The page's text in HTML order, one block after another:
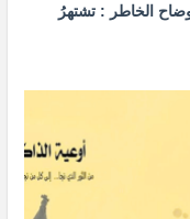
الخاطر : تشتهرُ